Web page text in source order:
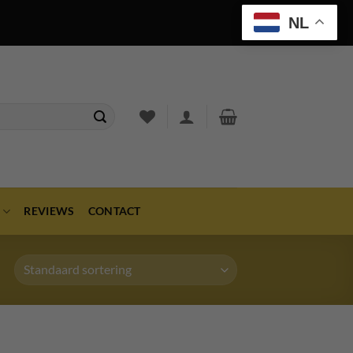
REVIEWS CONTACT
NL